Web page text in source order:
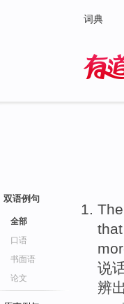
词典
双语例句
全部
口语
书面语
论文
The
说
辨出